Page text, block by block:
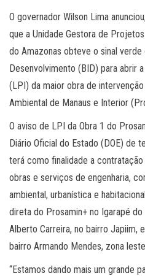
O governador Wilson Lima
que a Unidade Gestora de
do Amazonas obteve o sinal
Desenvolvimento (BID) para abrir
(LPI) da maior obra de
Ambiental de Manaus e Interior
O aviso de LPI da Obra 1 do
Diário Oficial do Estado (DOE) de
terá como finalidade a
obras e serviços de engenharia,
ambiental, urbanística e
direta do Prosamin+ no Igarapé
Alberto Carreira, no bairro Japiim,
bairro Armando Mendes, zona
“Estamos dando mais um grande